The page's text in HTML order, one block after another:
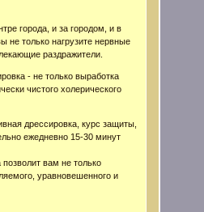
города, и за городом, и в
не только нагрузите нервные
раздражители.
- не только выработка
чистого холерического
дрессировка, курс защиты,
ежедневно 15-30 минут
вам не только
уравновешенного и